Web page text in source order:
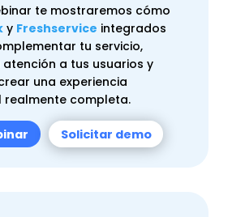
te mostraremos cómo
y Freshservice integrados
tu servicio,
a tus usuarios y
una experiencia
realmente completa.
Solicitar demo